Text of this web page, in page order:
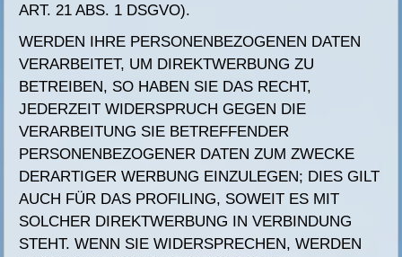
ART. 21 ABS. 1 DSGVO).
WERDEN IHRE PERSONENBEZOGENEN DATEN
VERARBEITET, UM DIREKTWERBUNG ZU
BETREIBEN, SO HABEN SIE DAS RECHT,
JEDERZEIT WIDERSPRUCH GEGEN DIE
VERARBEITUNG SIE BETREFFENDER
PERSONENBEZOGENER DATEN ZUM ZWECKE
DERARTIGER WERBUNG EINZULEGEN; DIES GILT
AUCH FÜR DAS PROFILING, SOWEIT ES MIT
SOLCHER DIREKTWERBUNG IN VERBINDUNG
STEHT. WENN SIE WIDERSPRECHEN, WERDEN